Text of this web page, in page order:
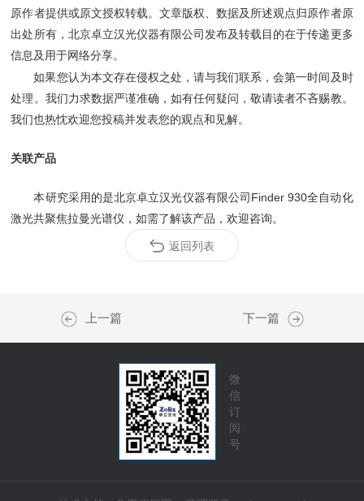
原作者提供或原文授权转载。文章版权、数据及所述观点归原作者原
出处所有，北京卓立汉光仪器有限公司发布及转载目的在于传递更多
信息及用于网络分享。
如果您认为本文存在侵权之处，请与我们联系，会第一时间及时
处理。我们力求数据严谨准确，如有任何疑问，敬请读者不吝赐教。
我们也热忱欢迎您投稿并发表您的观点和见解。
关联产品
本研究采用的是北京卓立汉光仪器有限公司Finder 930全自动化
激光共聚焦拉曼光谱仪，如需了解该产品，欢迎咨询。
返回列表
上一篇 下一篇
微
信
订
阅
号